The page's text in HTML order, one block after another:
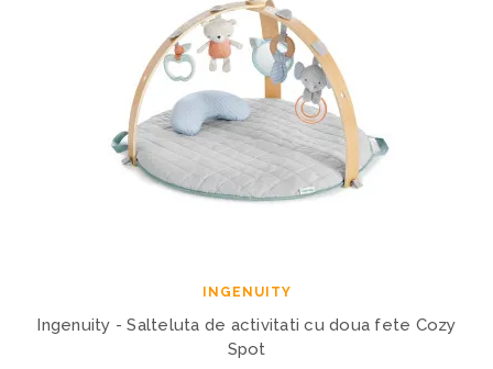
INGENUITY
Ingenuity - Salteluta de activitati cu doua fete Cozy
Spot